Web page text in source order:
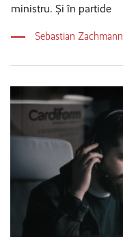
ministru. Și în partide
Sebastian Zachmann